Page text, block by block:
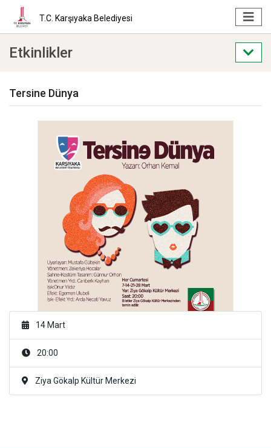
T.C. Karşıyaka Belediyesi
Etkinlikler
Tersine Dünya
14 Mart
20:00
Ziya Gökalp Kültür Merkezi